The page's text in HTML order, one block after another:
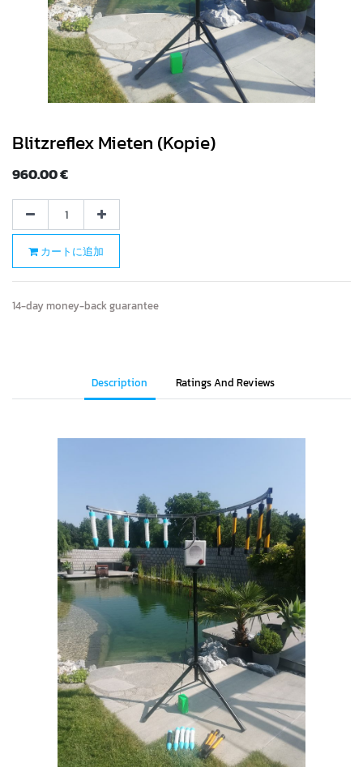
Blitzreflex Mieten (Kopie)
960.00€
カートに追加
14-day money-back guarantee
Description Ratings And Reviews